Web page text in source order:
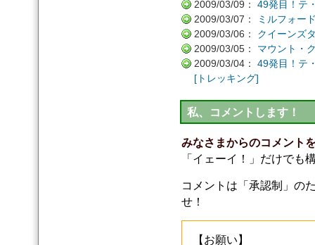
2009/03/09： 49発目！テ
2009/03/07：
ミルフォー
2009/03/06： クイーンズ
2009/03/05： マウント・
2009/03/04： 49発目！テ
[トレッキング]
私、コメントします！
みなさまからのコメント
「イェーイ！」だけでも
コメントは「承認制」の
せ！
【お願い】